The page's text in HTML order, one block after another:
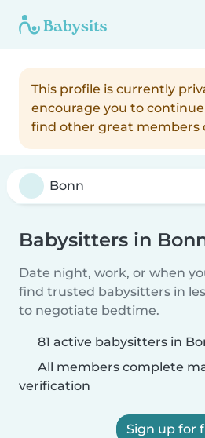
This profile is currently
encourage you to
find other great members
Babysitters in
Date night, work, or when
find trusted babysitters in
to negotiate bedtime.
81 active babysitters in
All members complete
verification
Sign up for